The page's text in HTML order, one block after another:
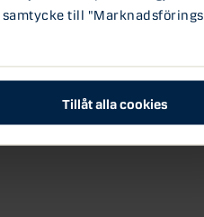
till
Tillåt alla cookies